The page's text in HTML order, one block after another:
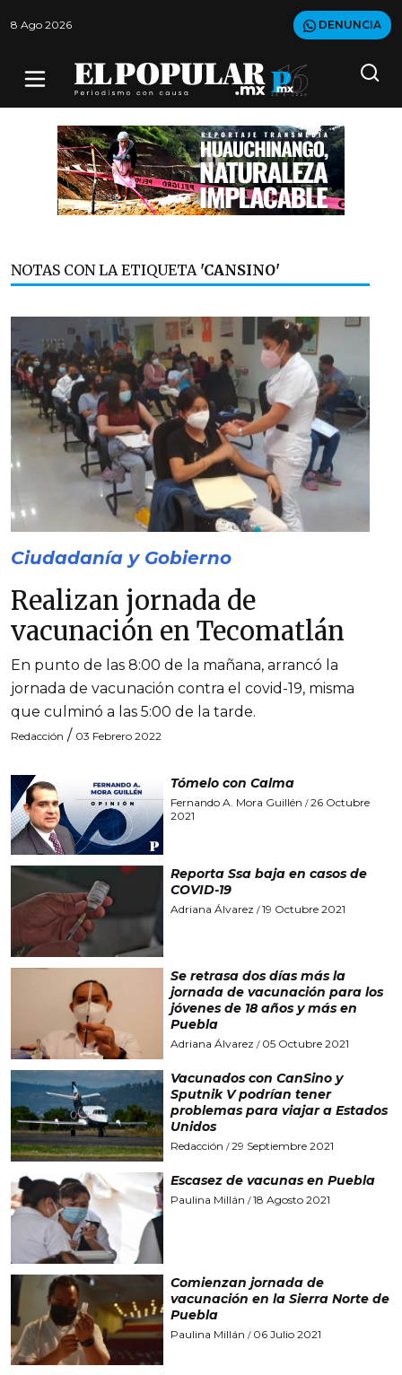
8 Ago 2026 DENUNCIA
NOTAS CON LA ETIQUETA 'CANSINO'
Ciudadanía y Gobierno
Realizan jornada de
vacunación en Tecomatlán
En punto de las 8:00 de la mañana, arrancó la
jornada de vacunación contra el covid-19, misma
que culminó a las 5:00 de la tarde.
Redacción / 03 Febrero 2022
Tómelo con Calma
Fernando A. Mora Guillén /26 Octubre
2021
Reporta Ssa baja en casos de
COVID-19
Adriana Álvarez /19 Octubre 2021
Se retrasa dos días más la
jornada de vacunación para los
jóvenes de 18 años y más en
Puebla
Adriana Álvarez / 05 Octubre 2021
Vacunados con CanSino y
Sputnik V podrían tener
problemas para viajar a Estados
Unidos
Redacción /29 Septiembre 2021
Escasez de vacunas en Puebla
Paulina Millán /18 Agosto 2021
Comienzan jornada de
vacunación en la Sierra Norte de
Puebla
Paulina Millán / 06 Julio 2021